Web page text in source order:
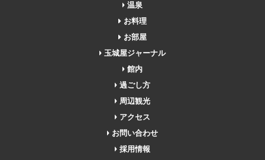
温泉
お料理
お部屋
玉城屋ジャーナル
館内
過ごし方
周辺観光
アクセス
お問い合わせ
採用情報